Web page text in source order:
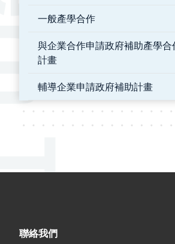
一般產學合作
與企業合作申請政府補助產學合
計畫
輔導企業申請政府補助計畫
:::
聯絡我們